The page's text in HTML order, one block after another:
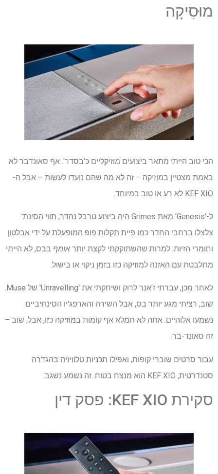
מוּסִיקָה
הכי טוב הייתי מתאר ביצועים מוזיקליים כ'בסדר'. אף סאונדבר לא
באמת מצטיין במוזיקה – זה לא מה שהם נועדו לעשות – אבל ה-
KEF XIO לא רע או טוב במיוחד.
ל-'Genesis' מאת Grimes היה ביצוע טרבל נהדר; תווי הסינת'
צלצלו ברחבי החדר כמו פיית תקלות פופ המופעלת על ידי אבלטון
וחומרי הזיות. למרות שהשתוקקתי לקצת יותר אומף בבס, לא הייתי
מתלבטת עם האזנה למוזיקה כזו בזמן ניקוי או בישול.
לאחר מכן, עברתי ז'אנר לרוק ושיחקתי את 'Unravelling' של Muse.
שוב, רציתי מגע יותר בס, אבל השירה והארפג'יו הסינתיביים
נשמעו אלוהיים. אתה לא תמלא אף קומות במוזיקה כזו, אבל, שוב –
זה סאונד-בר.
עבור סרטים שוברי קופות, ואפילו תכניות טלוויזיה בהגדרה
סטנדרטית, KEF XIO הוא מנצח בטוח. זה נשמע נשגב.
סקירת KEF XIO: פסק דין